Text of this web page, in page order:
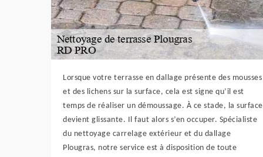
Lorsque votre terrasse en dallage présente des mousses
et des lichens sur la surface, cela est signe qu’il est
temps de réaliser un démoussage. À ce stade, la surface
devient glissante. Il faut alors s’en occuper. Spécialiste
du nettoyage carrelage extérieur et du dallage
Plougras, notre service est à disposition de toute